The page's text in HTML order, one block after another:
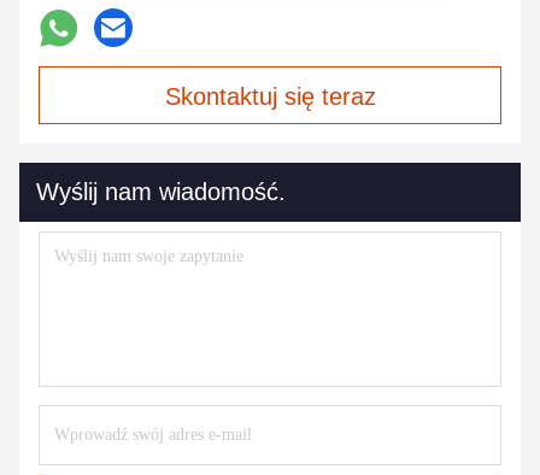
Skontaktuj się teraz
Wyślij nam wiadomość.